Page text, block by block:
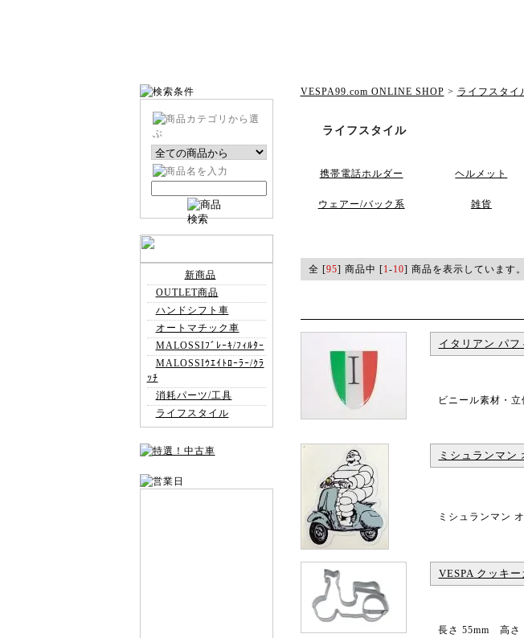
新商品
OUTLET商品
ハンドシフト車
オートマチック車
MALOSSIﾌﾞﾚｰｷ/ﾌｨﾙﾀｰ
MALOSSIｳｴｲﾄﾛｰﾗｰ/ｸﾗ
ｯﾁ
消耗パーツ/工具
ライフスタイル
VESPA99.com ONLINE SHOP > ライフスタイ
ライフスタイル
携帯電話ホルダー ヘルメット
ウェアー/バック系 雑貨
全 [95] 商品中 [1-10] 商品を表示しています。
イタリアン パ
ビニール素材・
ミシュランマン
ミシュランマン
VESPA クッキ
長さ 55mm 高さ